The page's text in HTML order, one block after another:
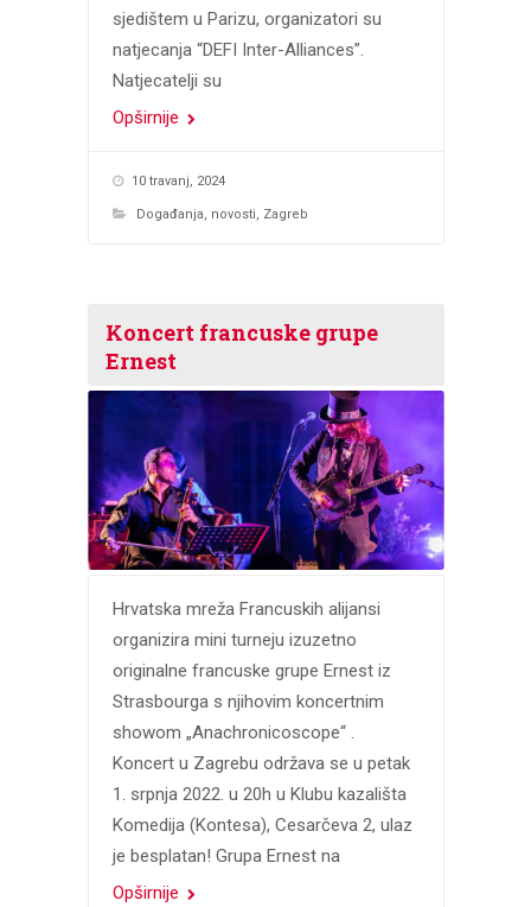
sjedištem u Parizu, organizatori su
natjecanja “DEFI Inter-Alliances”.
Natjecatelji su
Opširnije
10 travanj, 2024
Događanja, novosti, Zagreb
Koncert francuske grupe
Ernest
Hrvatska mreža Francuskih alijansi
organizira mini turneju izuzetno
originalne francuske grupe Ernest iz
Strasbourga s njihovim koncertnim
showom „Anachronicoscope“ .
Koncert u Zagrebu održava se u petak
1. srpnja 2022. u 20h u Klubu kazališta
Komedija (Kontesa), Cesarčeva 2, ulaz
je besplatan! Grupa Ernest na
Opširnije